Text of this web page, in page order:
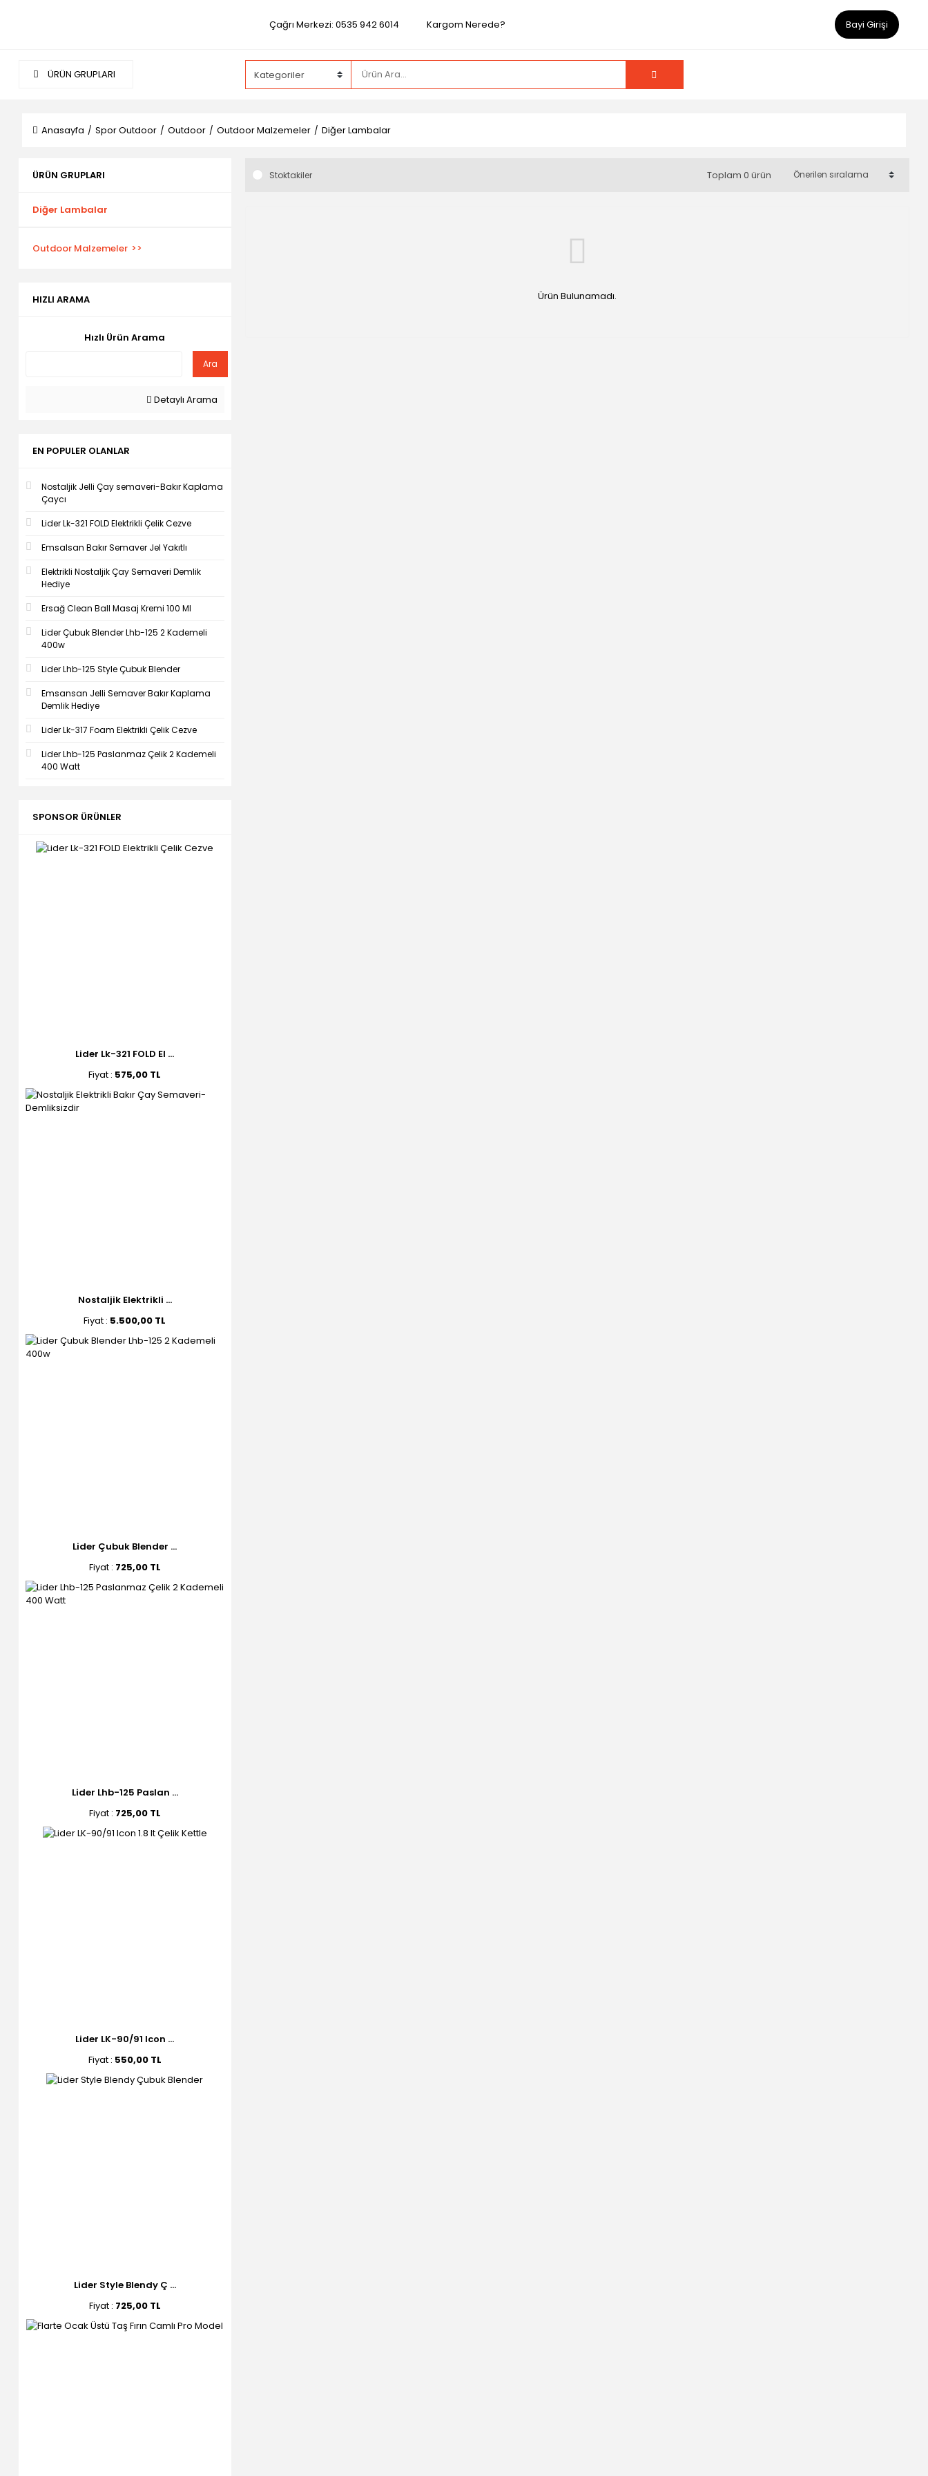
Çağrı Merkezi: 0535 942 6014 Kargom Nerede? Bayi Girişi
ÜRÜN GRUPLARI
Anasayfa Spor Outdoor Outdoor Outdoor Malzemeler Diğer Lambalar
ÜRÜN GRUPLARI
Diğer Lambalar
Outdoor Malzemeler
HIZLI ARAMA
Hızlı Ürün Arama
Ara
Detaylı Arama
EN POPULER OLANLAR
Nostaljik Jelli Çay semaveri-Bakır Kaplama
Çaycı
Lider Lk-321 FOLD Elektrikli Çelik Cezve
Emsalsan Bakır Semaver Jel Yakıtlı
Elektrikli Nostaljik Çay Semaveri Demlik
Hediye
Ersağ Clean Ball Masaj Kremi 100 Ml
Lider Çubuk Blender Lhb-125 2 Kademeli
400w
Lider Lhb-125 Style Çubuk Blender
Emsansan Jelli Semaver Bakır Kaplama
Demlik Hediye
Lider Lk-317 Foam Elektrikli Çelik Cezve
Lider Lhb-125 Paslanmaz Çelik 2 Kademeli
400 Watt
SPONSOR ÜRÜNLER
Lider Lk-321 FOLD El ...
Fiyat : 575,00 TL
Nostaljik Elektrikli ...
Fiyat : 5.500,00 TL
Lider Çubuk Blender ...
Fiyat : 725,00 TL
Lider Lhb-125 Paslan ...
Fiyat : 725,00 TL
Lider LK-90/91 Icon ...
Fiyat : 550,00 TL
Lider Style Blendy Ç ...
Fiyat : 725,00 TL
Stoktakiler Toplam 0 ürün
Ürün Bulunamadı.